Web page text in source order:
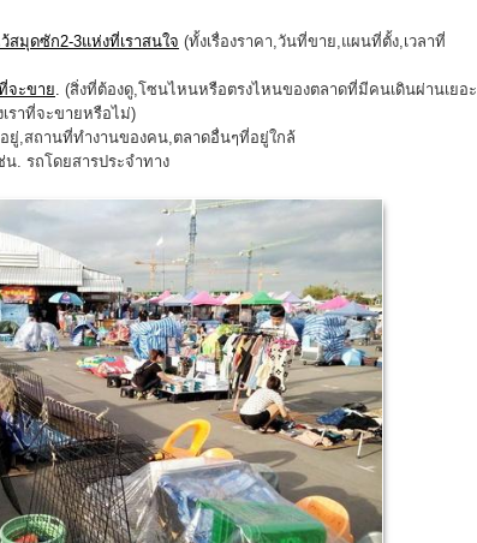
มุดซัก2-3แห่งที่เราสนใจ (ทั้งเรื่องราคา,วันที่ขาย,แผนที่ตั้ง,เวลาที่
จะขาย (สิ่งที่ต้องดู,โซนไหนหรือตรงไหนของตลาดที่มีคนเดินผ่านเยอะ
ราที่จะขายหรือไม่)
ยู่,สถานที่ทำงานของคน,ตลาดอื่นๆที่อยู่ใกล้
น. รถโดยสารประจำทาง